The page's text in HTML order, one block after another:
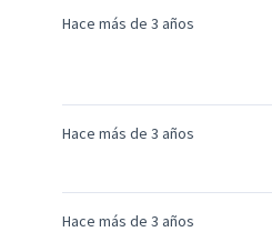
Hace más de 3 años
Hace más de 3 años
Hace más de 3 años